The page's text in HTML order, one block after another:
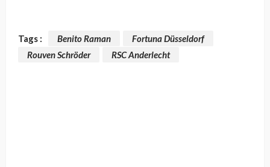
Tags : Benito Raman
Fortuna Düsseldorf
Rouven Schröder
RSC Anderlecht